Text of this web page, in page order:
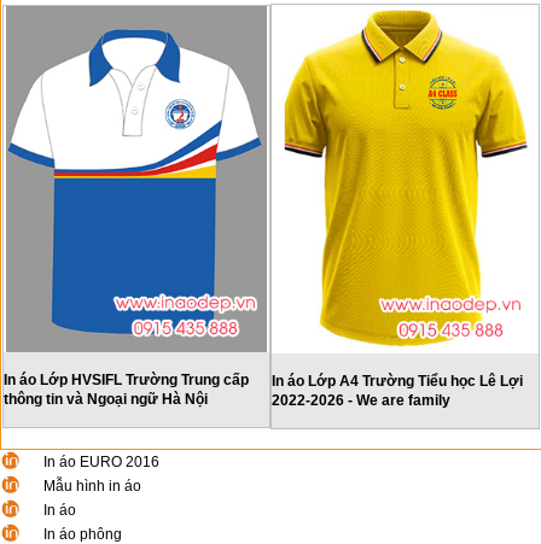
In áo Lớp HVSIFL Trường Trung cấp
thông tin và Ngoại ngữ Hà Nội
In áo Lớp A4 Trường Tiểu học Lê Lợi
2022-2026 - We are family
In áo EURO 2016
Mẫu hình in áo
In áo
In áo phông